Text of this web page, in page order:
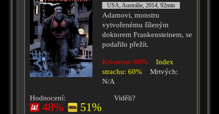
USA, Austrálie, 2014, 92min
Adamovi, monstru
vytvořenému šíleným
doktorem Frankensteinem, se
podařilo přežít.
Krvavost: 60%
Index
strachu: 60%
Mrtvých:
N/A
Hodnocení:
48% 51%
Viděli?